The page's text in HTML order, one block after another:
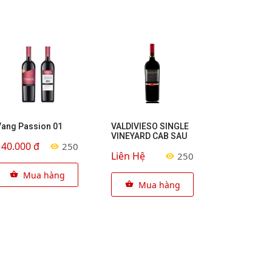
Passion 01
đ 250
Mua hàng
VALDIVIESO SINGLE
VINEYARD CAB SAU
Liên Hệ 250
Mua hàng